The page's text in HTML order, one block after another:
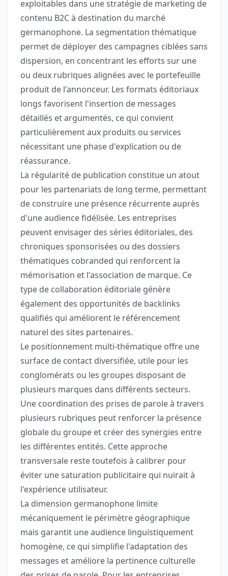
exploitables dans une stratégie de marketing de
contenu B2C à destination du marché
germanophone. La segmentation thématique
permet de déployer des campagnes ciblées sans
dispersion, en concentrant les efforts sur une
ou deux rubriques alignées avec le portefeuille
produit de l'annonceur. Les formats éditoriaux
longs favorisent l'insertion de messages
détaillés et argumentés, ce qui convient
particulièrement aux produits ou services
nécessitant une phase d'explication ou de
réassurance.
La régularité de publication constitue un atout
pour les partenariats de long terme, permettant
de construire une présence récurrente auprès
d'une audience fidélisée. Les entreprises
peuvent envisager des séries éditoriales, des
chroniques sponsorisées ou des dossiers
thématiques cobranded qui renforcent la
mémorisation et l'association de marque. Ce
type de collaboration éditoriale génère
également des opportunités de backlinks
qualifiés qui améliorent le référencement
naturel des sites partenaires.
Le positionnement multi-thématique offre une
surface de contact diversifiée, utile pour les
conglomérats ou les groupes disposant de
plusieurs marques dans différents secteurs.
Une coordination des prises de parole à travers
plusieurs rubriques peut renforcer la présence
globale du groupe et créer des synergies entre
les différentes entités. Cette approche
transversale reste toutefois à calibrer pour
éviter une saturation publicitaire qui nuirait à
l'expérience utilisateur.
La dimension germanophone limite
mécaniquement le périmètre géographique
mais garantit une audience linguistiquement
homogène, ce qui simplifie l'adaptation des
messages et améliore la pertinence culturelle